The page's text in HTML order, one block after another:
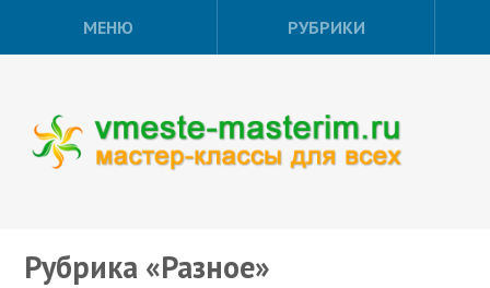
МЕНЮ РУБРИКИ
Рубрика «Разное»